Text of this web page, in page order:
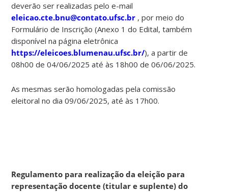
deverão ser realizadas pelo e-mail
eleicao.cte.bnu@contato.ufsc.br , por meio do
Formulário de Inscrição (Anexo 1 do Edital, também
disponível na página eletrônica
https://eleicoes.blumenau.ufsc.br/), a partir de
08h00 de 04/06/2025 até às 18h00 de 06/06/2025.
As mesmas serão homologadas pela comissão
eleitoral no dia 09/06/2025, até às 17h00.
Regulamento para realização da eleição para
representação docente (titular e suplente) do